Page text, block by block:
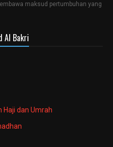
maksud pertumbuhan yang
Al Bakri
Haji dan Umrah